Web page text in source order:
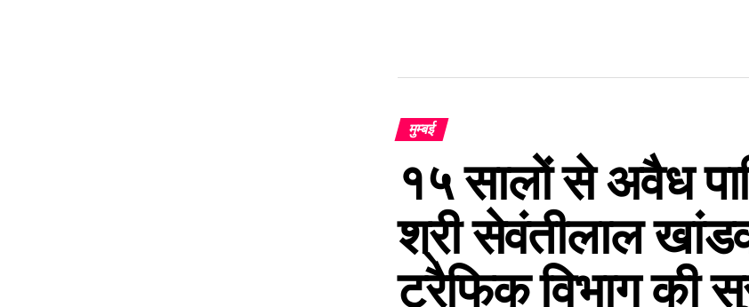
मुम्बई
१५ सालों से अवैध
श्री सेवंतीलाल
ट्रैफिक विभाग की